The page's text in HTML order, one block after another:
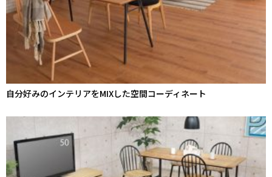
自分好みのインテリアをMIXした空間コーディネート